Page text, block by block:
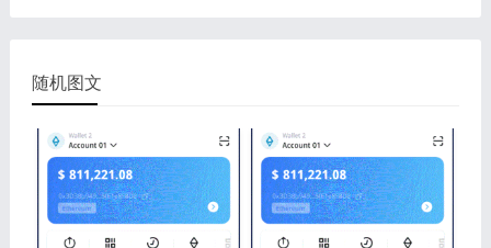
随机图文